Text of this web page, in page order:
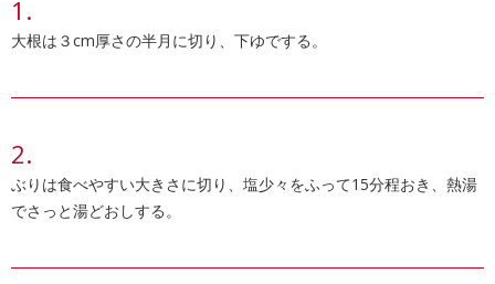
大根は３cm厚さの半月に切り、下ゆでする。
ぶりは食べやすい大きさに切り、塩少々をふって15分程おき、熱湯
でさっと湯どおしする。